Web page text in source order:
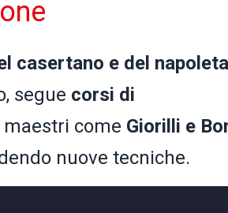
casertano e del
segue corsi di
come Giorilli e
nuove tecniche.